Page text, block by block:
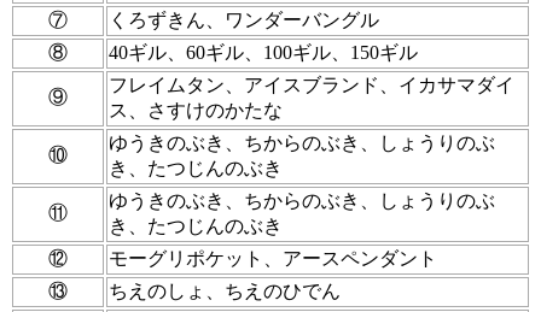
⑦
くろずきん、ワンダーバングル
⑧
40ギル、60ギル、100ギル、150ギル
⑨
フレイムタン、アイスブランド、イカサマダイ
ス、さすけのかたな
⑩
ゆうきのぶき、ちからのぶき、しょうりのぶ
き、たつじんのぶき
⑪
ゆうきのぶき、ちからのぶき、しょうりのぶ
き、たつじんのぶき
⑫
モーグリポケット、アースペンダント
⑬
ちえのしょ、ちえのひでん